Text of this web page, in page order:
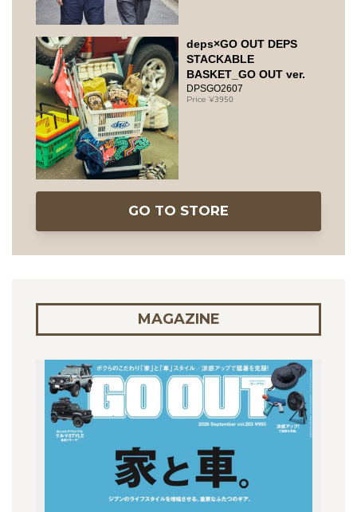
deps×GO OUT DEPS
STACKABLE
BASKET_GO OUT ver.
DPSGO2607
3950
GO TO STORE
MAGAZINE